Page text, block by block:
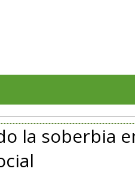
la soberbia